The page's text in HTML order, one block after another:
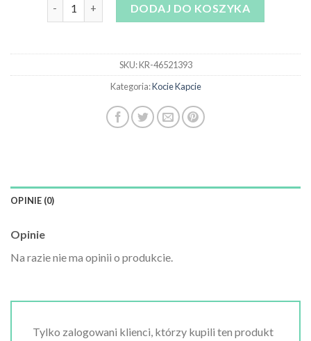
DODAJ DO KOSZYKA
SKU:KR-46521393
Kategoria:Kocie Kapcie
OPINIE (0)
Opinie
Na razie nie ma opinii o produkcie.
Tylko zalogowani klienci, którzy kupili ten produkt